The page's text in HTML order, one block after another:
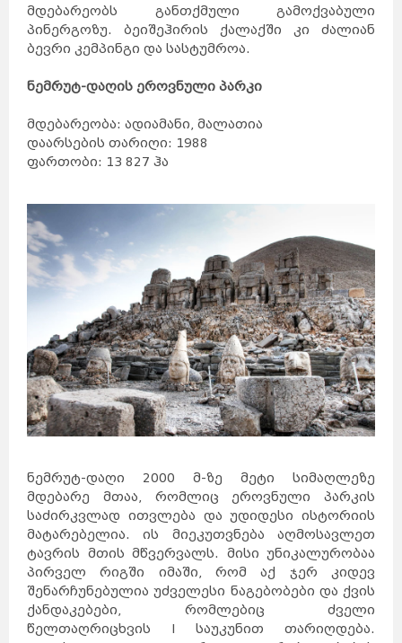
მდებარეობს განთქმული გამოქვაბული
პინერგოზუ. ბეიშეჰირის ქალაქში კი ძალიან
ბევრი კემპინგი და სასტუმროა.
ნემრუტ-დაღის ეროვნული პარკი
მდებარეობა: ადიამანი, მალათია
დაარსების თარიღი: 1988
ფართობი: 13 827 ჰა
ნემრუტ-დაღი 2000 მ-ზე მეტი სიმაღლეზე
მდებარე მთაა, რომლიც ეროვნული პარკის
საძირკვლად ითვლება და უდიდესი ისტორიის
მატარებელია. ის მიეკუთვნება აღმოსავლეთ
ტავრის მთის მწვერვალს. მისი უნიკალურობაა
პირველ რიგში იმაში, რომ აქ ჯერ კიდევ
შენარჩუნებულია უძველესი ნაგებობები და ქვის
ქანდაკებები, რომლებიც ძველი
წელთაღრიცხვის I საუკუნით თარიღდება.